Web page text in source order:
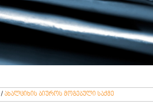
/ ახალციხის ბიუროს მოგებული საქმე